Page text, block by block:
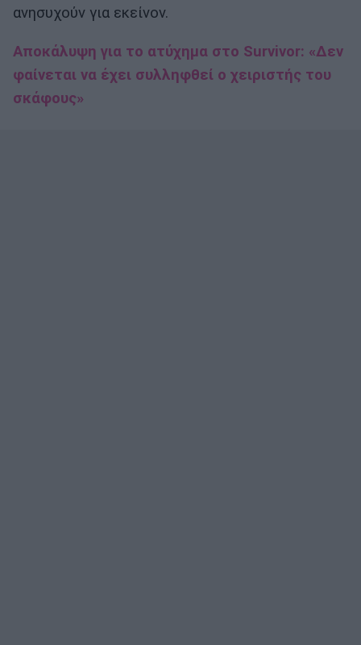
ανησυχούν για εκείνον.
Αποκάλυψη για το ατύχημα στο Survivor: «Δεν
φαίνεται να έχει συλληφθεί ο χειριστής του
σκάφους»